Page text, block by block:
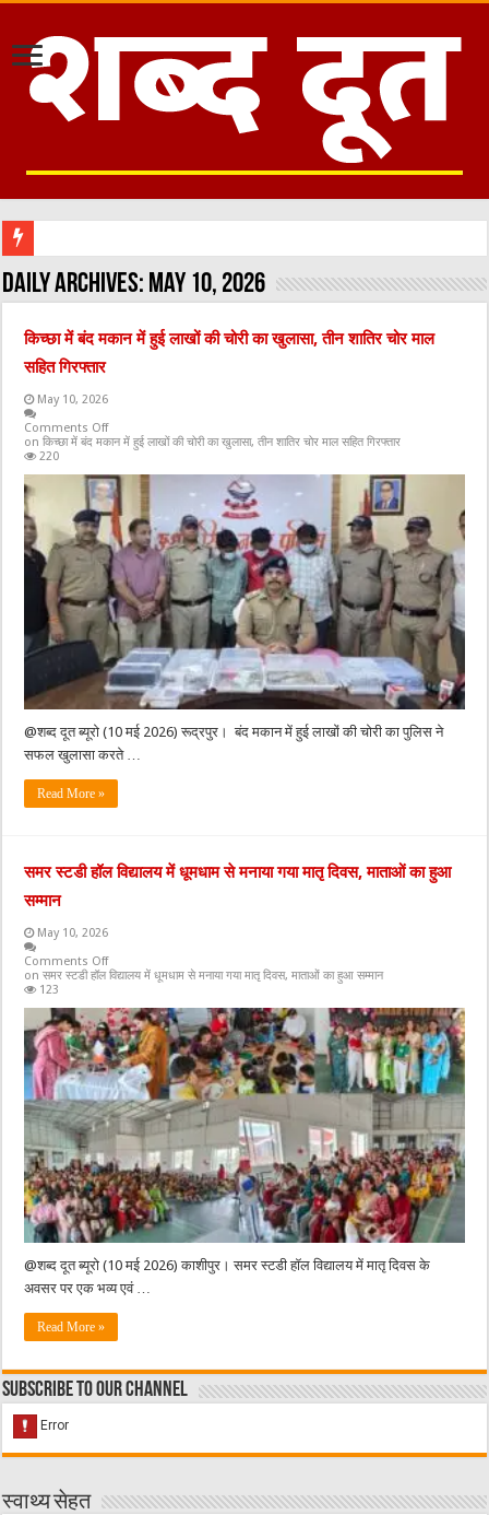
Daily Archives: May 10, 2026
किच्छा में बंद मकान में हुई लाखों की चोरी का खुलासा, तीन शातिर चोर माल
सहित गिरफ्तार
May 10, 2026
Comments Off
on किच्छा में बंद मकान में हुई लाखों की चोरी का खुलासा, तीन शातिर चोर माल सहित गिरफ्तार
220
@शब्द दूत ब्यूरो (10 मई 2026) रूद्रपुर। बंद मकान में हुई लाखों की चोरी का पुलिस ने
सफल खुलासा करते …
Read More »
समर स्टडी हॉल विद्यालय में धूमधाम से मनाया गया मातृ दिवस, माताओं का हुआ
सम्मान
May 10, 2026
Comments Off
on समर स्टडी हॉल विद्यालय में धूमधाम से मनाया गया मातृ दिवस, माताओं का हुआ सम्मान
123
@शब्द दूत ब्यूरो (10 मई 2026) काशीपुर। समर स्टडी हॉल विद्यालय में मातृ दिवस के
अवसर पर एक भव्य एवं …
Read More »
Subscribe to our Channel
स्वाथ्य सेहत